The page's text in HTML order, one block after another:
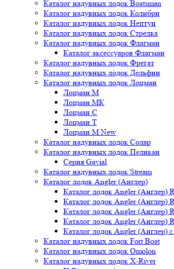
Каталог надувных лодок Boatsman
Каталог надувных лодок Колибри
Каталог надувных лодок Нептун
Каталог надувных лодок Стрелка
Каталог надувных лодок Флагман
Каталог аксессуаров Флагман
Каталог надувных лодок Фрегат
Каталог надувных лодок Дельфин
Каталог надувных лодок Лоцман
Лоцман М
Лоцман МК
Лоцман С
Лоцман Т
Лоцман М New
Каталог надувных лодок Солар
Каталог надувных лодок Пеликан
Серия Gavial
Каталог надувных лодок Stream
Каталог лодок Angler (Англер)
Каталог лодок Angler (Англер)
Каталог лодок Angler (Англер)
Каталог лодок Angler (Англер)
Каталог лодок Angler
Каталог лодок Angler (Англер)
Каталог надувных лодок Fort Boat
Каталог надувных лодок Omolon
Каталог надувных лодок X-River